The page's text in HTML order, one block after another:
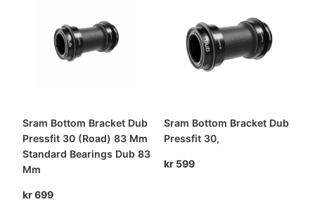
Sram Bottom Bracket Dub
Pressfit 30 (Road) 83 Mm
Standard Bearings Dub 83
Mm
kr699
Sram Bottom Bracket Dub
Pressfit 30,
kr599